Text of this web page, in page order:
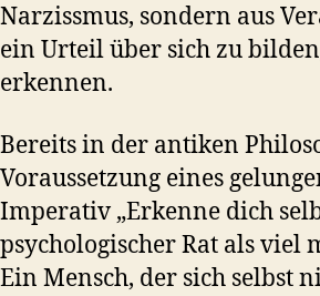
Narzissmus, sondern aus
ein Urteil über sich zu
erkennen.
Bereits in der antiken
Voraussetzung eines
Imperativ „Erkenne dich
psychologischer Rat als viel
Ein Mensch, der sich selbst